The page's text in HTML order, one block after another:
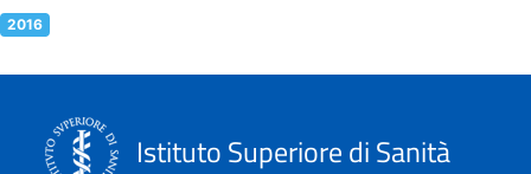
2016
Istituto Superiore di Sanità